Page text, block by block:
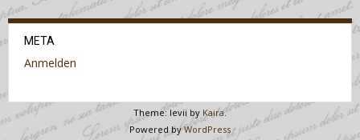
META
Anmelden
Theme: levii by Kaira.
Powered byWordPress